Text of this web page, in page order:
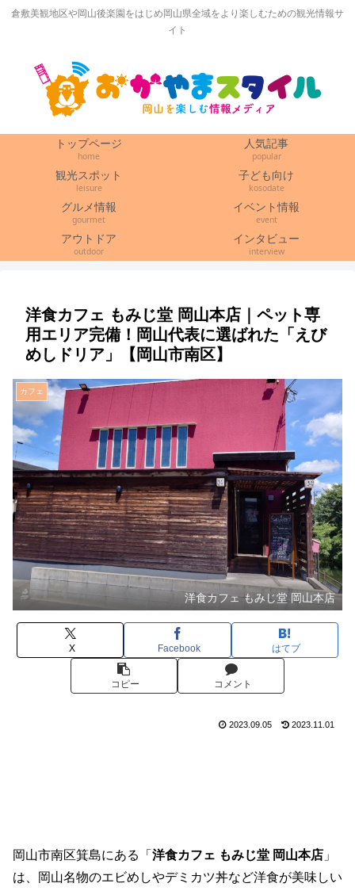
倉敷美観地区や岡山後楽園をはじめ岡山県全域をより楽しむための観光情報サ
イト
トップページ
home
人気記事
popular
観光スポット
leisure
子ども向け
kosodate
グルメ情報
gourmet
イベント情報
event
アウトドア
outdoor
インタビュー
interview
洋食カフェ もみじ堂 岡山本店｜ペット専
用エリア完備！岡山代表に選ばれた「えび
めしドリア」【岡山市南区】
カフェ
洋食カフェ もみじ堂 岡山本店
X Facebook はてブ
コピー コメント
2023.09.05 2023.11.01
岡山市南区箕島にある「 洋食カフェ もみじ堂 岡山本店 」
は、岡山名物のエビめしやデミカツ丼など洋食が美味しい